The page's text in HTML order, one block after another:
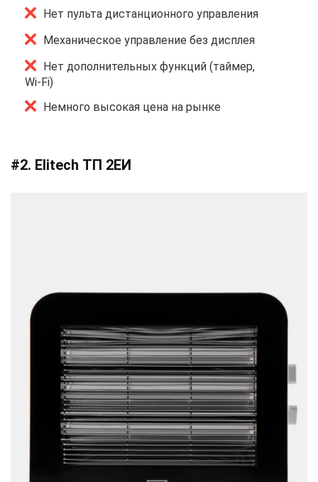
Нет пульта дистанционного управления
Механическое управление без дисплея
Нет дополнительных функций (таймер,
Wi-Fi)
Немного высокая цена на рынке
#2. Elitech ТП 2ЕИ